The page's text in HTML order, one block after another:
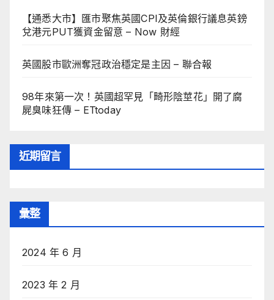
【通悉大市】匯市聚焦英國CPI及英倫銀行議息英鎊
兌港元PUT獲資金留意 – Now 財經
英國股市歐洲奪冠政治穩定是主因 – 聯合報
98年來第一次！英國超罕見「畸形陰莖花」開了腐
屍臭味狂傳 – ETtoday
近期留言
彙整
2024 年 6 月
2023 年 2 月